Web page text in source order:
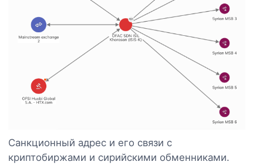
Санкционный адрес и его связи с
криптобиржами и сирийскими обменниками.